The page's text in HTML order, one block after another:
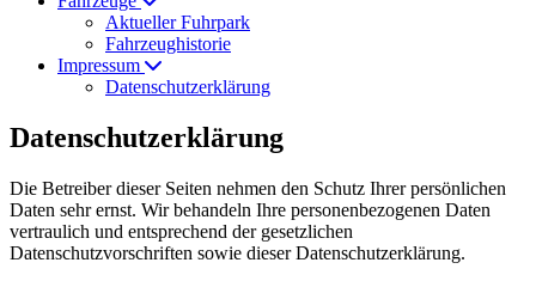
Aktueller Fuhrpark
Fahrzeughistorie
Impressum
Datenschutzerklärung
Datenschutzerklärung
Die Betreiber dieser Seiten nehmen den Schutz Ihrer persönlichen
Daten sehr ernst. Wir behandeln Ihre personenbezogenen Daten
vertraulich und entsprechend der gesetzlichen
Datenschutzvorschriften sowie dieser Datenschutzerklärung.